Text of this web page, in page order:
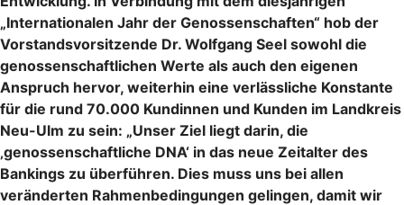
„Internationalen Jahr der Genossenschaften“ hob der
Vorstandsvorsitzende Dr. Wolfgang Seel sowohl die
genossenschaftlichen Werte als auch den eigenen
Anspruch hervor, weiterhin eine verlässliche Konstante
für die rund 70.000 Kundinnen und Kunden im Landkreis
Neu-Ulm zu sein: „Unser Ziel liegt darin, die
‚genossenschaftliche DNA‘ in das neue Zeitalter des
Bankings zu überführen. Dies muss uns bei allen
veränderten Rahmenbedingungen gelingen, damit wir